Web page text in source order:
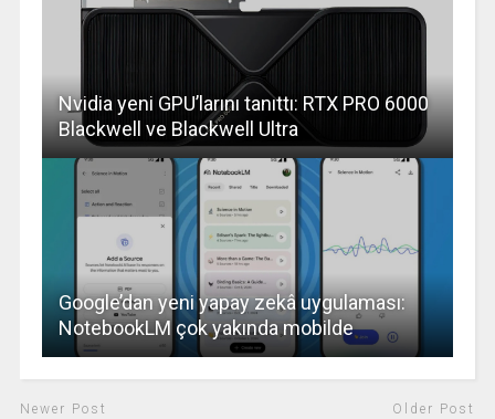
Nvidia yeni GPU’larını tanıttı: RTX PRO 6000
Blackwell ve Blackwell Ultra
Google’dan yeni yapay zekâ uygulaması:
NotebookLM çok yakında mobilde
Newer Post Older Post